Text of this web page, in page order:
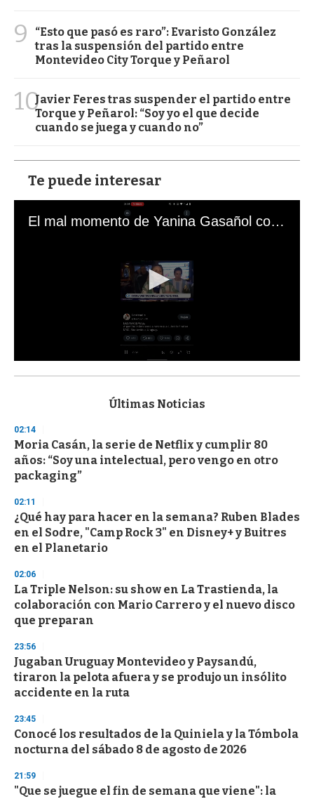
9
“Esto que pasó es raro”: Evaristo González
tras la suspensión del partido entre
Montevideo City Torque y Peñarol
10Javier Feres tras suspender el partido entre
Torque y Peñarol: “Soy yo el que decide
cuando se juega y cuando no”
Te puede interesar
El mal momento de Yanina Gasañol con un hincha argentino en "Subrayado"
s
d
s
o
f
3
s
c
o
n
Últimas Noticias
02:14
Moria Casán, la serie de Netflix y cumplir 80
años: “Soy una intelectual, pero vengo en otro
packaging”
02:11
¿Qué hay para hacer en la semana? Ruben Blades
en el Sodre, "Camp Rock 3" en Disney+ y Buitres
en el Planetario
02:06
La Triple Nelson: su show en La Trastienda, la
colaboración con Mario Carrero y el nuevo disco
que preparan
23:56
Jugaban Uruguay Montevideo y Paysandú,
tiraron la pelota afuera y se produjo un insólito
accidente en la ruta
23:45
Conocé los resultados de la Quiniela y la Tómbola
nocturna del sábado 8 de agosto de 2026
21:59
"Que se juegue el fin de semana que viene": la